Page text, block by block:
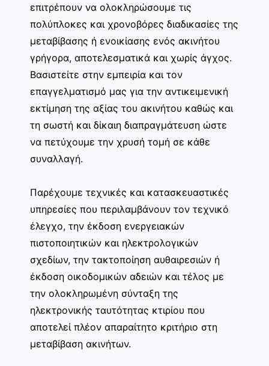
επιτρέπουν να ολοκληρώσουμε τις
πολύπλοκες και χρονοβόρες διαδικασίες της
μεταβίβασης ή ενοικίασης ενός ακινήτου
γρήγορα, αποτελεσματικά και χωρίς άγχος.
Βασιστείτε στην εμπειρία και τον
επαγγελματισμό μας για την αντικειμενική
εκτίμηση της αξίας του ακινήτου καθώς και
τη σωστή και δίκαιη διαπραγμάτευση ώστε
να πετύχουμε την χρυσή τομή σε κάθε
συναλλαγή.
Παρέχουμε τεχνικές και κατασκευαστικές
υπηρεσίες που περιλαμβάνουν τον τεχνικό
έλεγχο, την έκδοση ενεργειακών
πιστοποιητικών και ηλεκτρολογικών
σχεδίων, την τακτοποίηση αυθαιρεσιών ή
έκδοση οικοδομικών αδειών και τέλος με
την ολοκληρωμένη σύνταξη της
ηλεκτρονικής ταυτότητας κτιρίου που
αποτελεί πλέον απαραίτητο κριτήριο στη
μεταβίβαση ακινήτων.